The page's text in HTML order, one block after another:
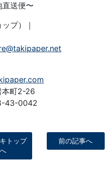
直送便〜
ップ）｜
本町2-26
43-0042
トップ
へ
前の記事へ